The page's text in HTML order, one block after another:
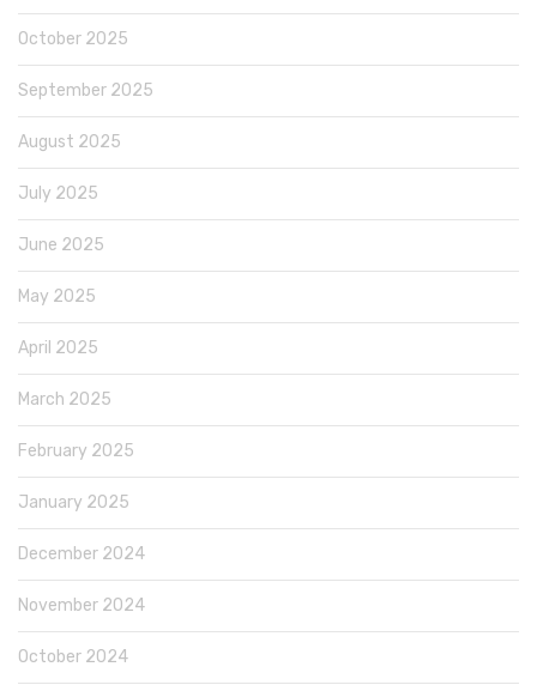
October 2025
September 2025
August 2025
July 2025
June 2025
May 2025
April 2025
March 2025
February 2025
January 2025
December 2024
November 2024
October 2024